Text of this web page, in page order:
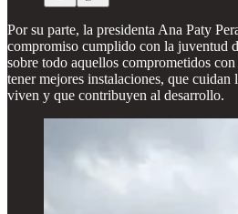
Por su parte, la presidenta Ana Paty
compromiso cumplido con la juventud
sobre todo aquellos comprometidos
tener mejores instalaciones, que
viven y que contribuyen al desarrollo.